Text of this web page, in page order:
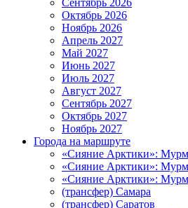
Сентябрь 2026
Октябрь 2026
Ноябрь 2026
Апрель 2027
Май 2027
Июнь 2027
Июль 2027
Август 2027
Сентябрь 2027
Октябрь 2027
Ноябрь 2027
Города на маршруте
«Сияние Арктики»:
«Сияние Арктики»:
«Сияние Арктики»:
(трансфер) Самара
(трансфер) Саратов